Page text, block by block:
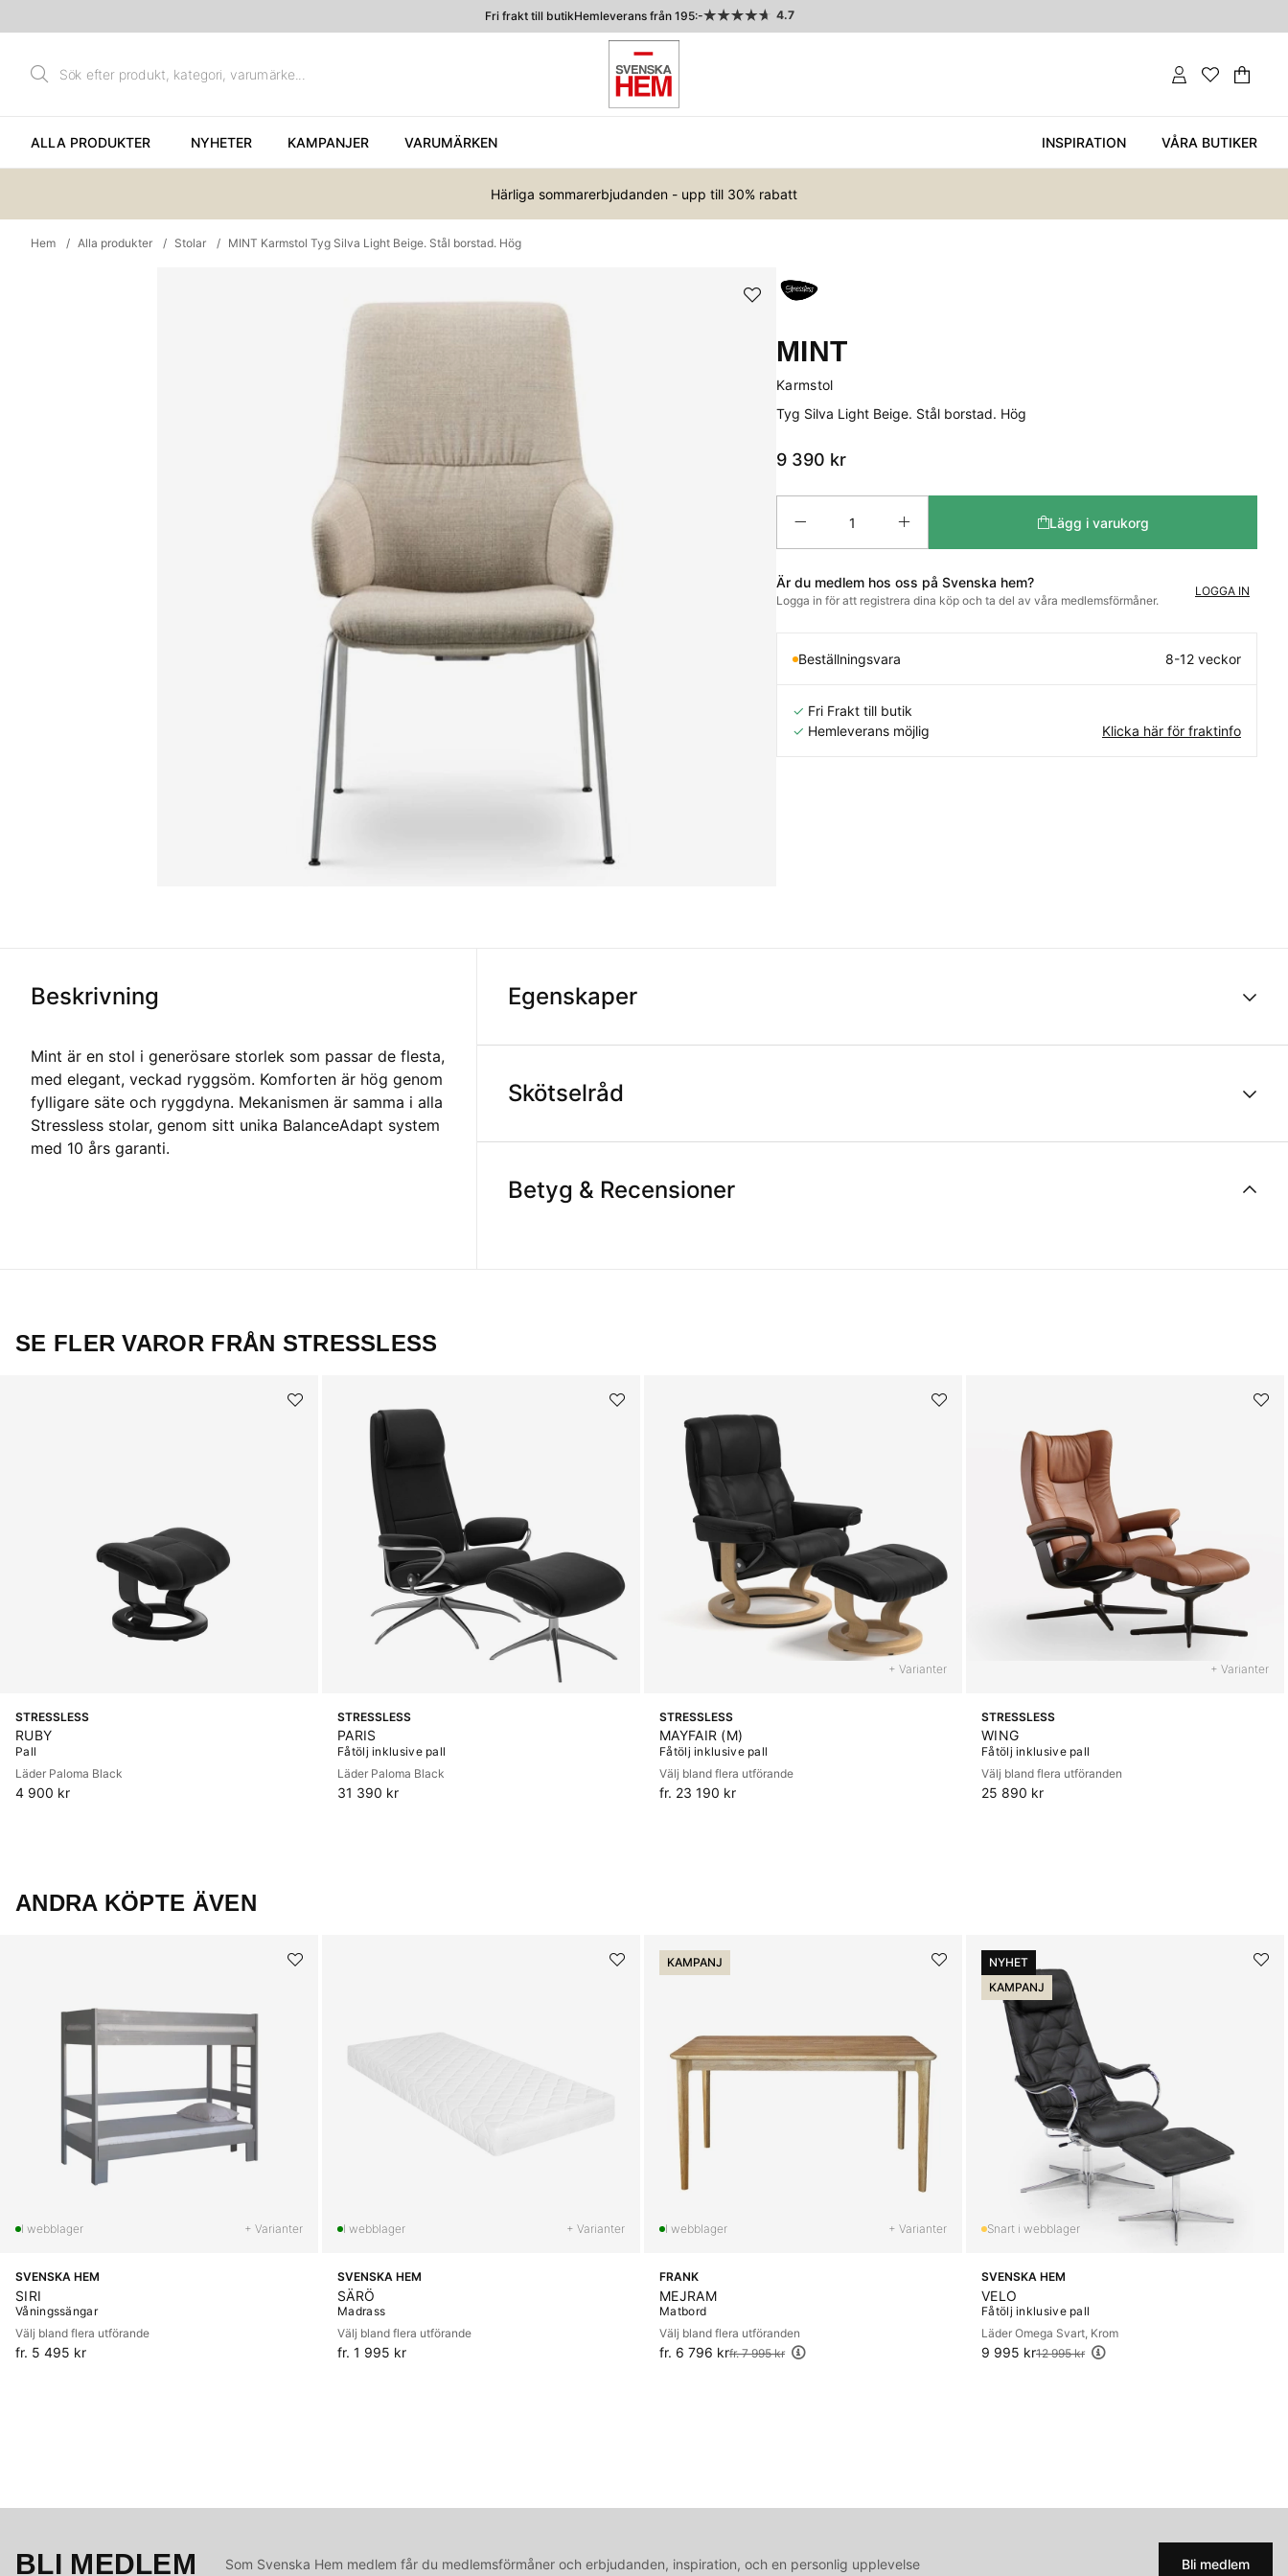
Fri frakt till butikHemleverans från 195:- 4.7
.
ALLA PRODUKTER NYHETER KAMPANJER VARUMÄRKEN INSPIRATION VÅRA BUTIKER
Härliga sommarerbjudanden - upp till 30% rabatt
Hem Alla produkter Stolar MINT Karmstol Tyg Silva Light Beige. Stål borstad. Hög
MINT
Karmstol
Tyg Silva Light Beige. Stål borstad. Hög
9 390 kr
Lägg i varukorg
Är du medlem hos oss på Svenska hem?
Logga in för att registrera dina köp och ta del av våra medlemsförmåner.
LOGGA IN
Beställningsvara 8-12 veckor
✓ Fri Frakt till butik
✓ Hemleverans möjlig Klicka här för fraktinfo
Beskrivning
Mint är en stol i generösare storlek som passar de flesta,
med elegant, veckad ryggsöm. Komforten är hög genom
fylligare säte och ryggdyna. Mekanismen är samma i alla
Stressless stolar, genom sitt unika BalanceAdapt system
med 10 års garanti.
Egenskaper
Skötselråd
Betyg & Recensioner
SE FLER VAROR FRÅN STRESSLESS
STRESSLESS
RUBY
Pall
Läder Paloma Black
4 900 kr
STRESSLESS
PARIS
Fåtölj inklusive pall
Läder Paloma Black
31 390 kr
+ Varianter
STRESSLESS
MAYFAIR (M)
Fåtölj inklusive pall
Välj bland flera utförande
fr. 23 190 kr
+ Varianter
STRESSLESS
WING
Fåtölj inklusive pall
Välj bland flera utföranden
25 890 kr
ANDRA KÖPTE ÄVEN
+ Varianter
SVENSKA HEM
SIRI
Våningssängar
Välj bland flera utförande
fr. 5 495 kr
+ Varianter
SVENSKA HEM
SÄRÖ
Madrass
Välj bland flera utförande
fr. 1 995 kr
KAMPANJ
+ Varianter
FRANK
MEJRAM
Matbord
Välj bland flera utföranden
fr. 6 796 kr
Ordinarie pris:fr. 7 995 kr
NYHET
KAMPANJ
SVENSKA HEM
VELO
Fåtölj inklusive pall
Läder Omega Svart, Krom
9 995 kr
Ordinarie pris:
12 995 kr
BLI MEDLEM Som Svenska Hem medlem får du medlemsförmåner och erbjudanden, inspiration, och en personlig upplevelse Bli medlem